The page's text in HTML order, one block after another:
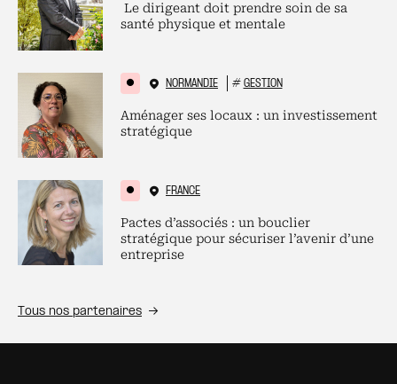
Le dirigeant doit prendre soin de sa
santé physique et mentale
NORMANDIE # GESTION
Aménager ses locaux : un investissement
stratégique
FRANCE
Pactes d’associés : un bouclier
stratégique pour sécuriser l’avenir d’une
entreprise
Tous nos partenaires